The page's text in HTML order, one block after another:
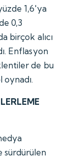
1,6'ya
0,3
birçok alıcı
Enflasyon
de bu
sürdürülen